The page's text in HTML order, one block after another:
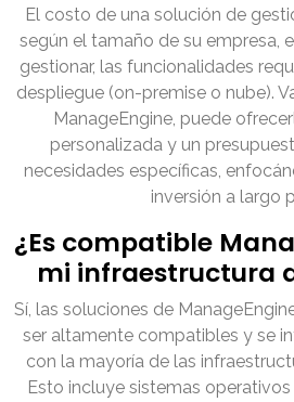
El costo de una solución de
según el tamaño de su empresa,
gestionar, las funcionalidades
despliegue (on-premise o nube).
ManageEngine, puede
personalizada y un
necesidades específicas,
inversión a largo
¿Es compatible
mi infraestructura
Sí, las soluciones de
ser altamente compatibles y se
con la mayoría de las
Esto incluye sistemas